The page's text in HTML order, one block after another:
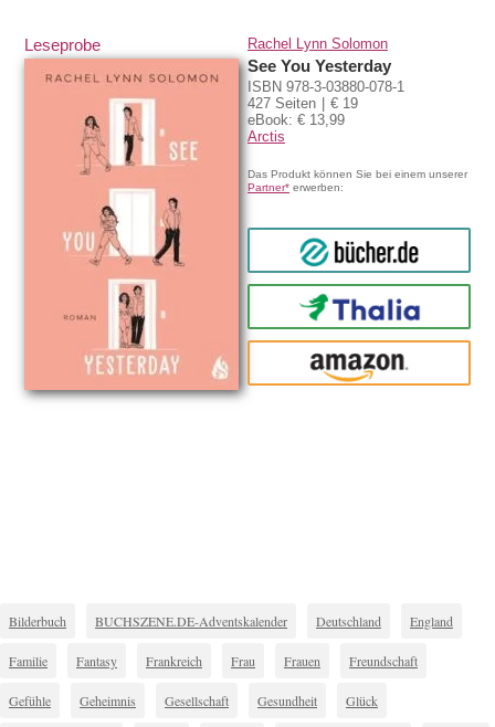
Leseprobe Rachel Lynn Solomon
See You Yesterday
ISBN 978-3-03880-078-1
427 Seiten
€ 19
eBook: € 13,99
Arctis
Das Produkt können Sie bei einem unserer
Partner* erwerben:
bücher.de
Thalia
amazon
Bilderbuch BUCHSZENE.DE-Adventskalender Deutschland England
Familie Fantasy Frankreich Frau Frauen Freundschaft
Gefühle Geheimnis Gesellschaft Gesundheit Glück